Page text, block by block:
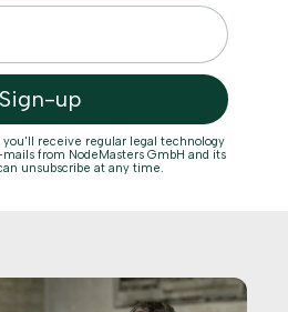
you'll receive regular legal technology
from NodeMasters GmbH and its
unsubscribe at any time.